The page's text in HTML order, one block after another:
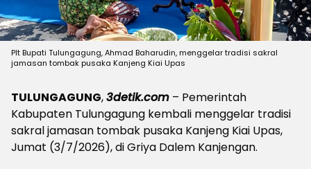
Plt Bupati Tulungagung, Ahmad Baharudin, menggelar tradisi sakral
jamasan tombak pusaka Kanjeng Kiai Upas
TULUNGAGUNG,3detik.com – Pemerintah
Kabupaten Tulungagung kembali menggelar tradisi
sakral jamasan tombak pusaka Kanjeng Kiai Upas,
Jumat (3/7/2026), di Griya Dalem Kanjengan.